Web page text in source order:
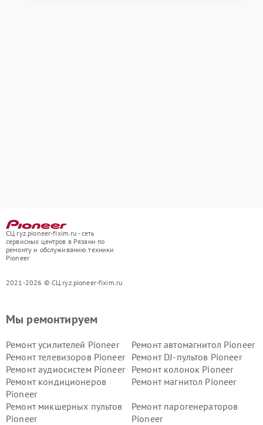
СЦ ryz.pioneer-fixim.ru - сеть
сервисных центров в Рязани по
ремонту и обслуживанию техники
Pioneer
2021-2026 © СЦ ryz.pioneer-fixim.ru
Мы ремонтируем
Ремонт усилителей Pioneer
Ремонт автомагнитол Pioneer
Ремонт телевизоров Pioneer
Ремонт DJ-пультов Pioneer
Ремонт аудиосистем Pioneer
Ремонт колонок Pioneer
Ремонт кондиционеров
Pioneer
Ремонт магнитол Pioneer
Ремонт микшерных пультов
Pioneer
Ремонт парогенераторов
Pioneer